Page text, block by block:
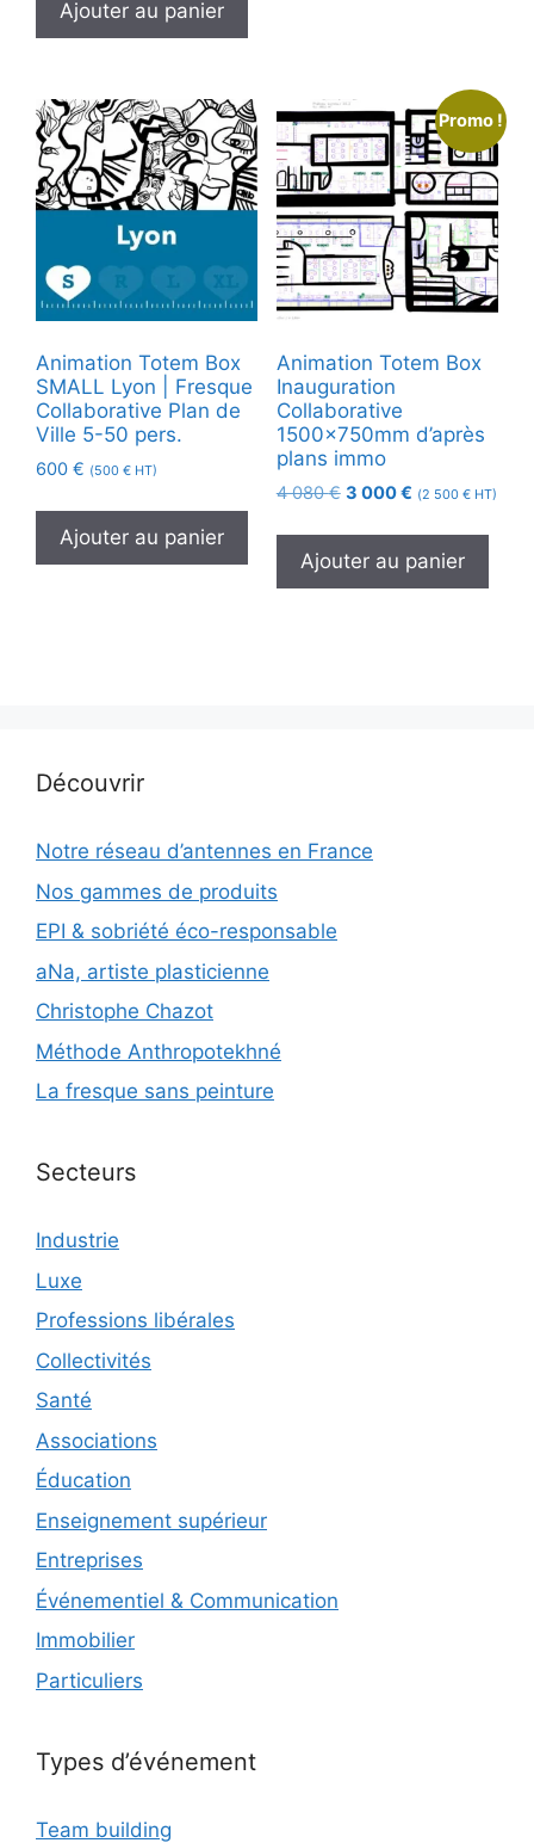
Ajouter au panier
Animation Totem Box
SMALL Lyon | Fresque
Collaborative Plan de
Ville 5-50 pers.
600 € (500 € HT)
Ajouter au panier
Promo !
Animation Totem Box
Inauguration
Collaborative
1500x750mm d’après
plans immo
4 080€ Le
initial
était :
4
3 000€Le
actuel
est :
3
(2 500 €HT)
Ajouter au panier
Découvrir
Notre réseau d’antennes en France
Nos gammes de produits
EPI & sobriété éco-responsable
aNa, artiste plasticienne
Christophe Chazot
Méthode Anthropotekhné
La fresque sans peinture
Secteurs
Industrie
Luxe
Professions libérales
Collectivités
Santé
Associations
Éducation
Enseignement supérieur
Entreprises
Événementiel & Communication
Immobilier
Particuliers
Types d’événement
Team building